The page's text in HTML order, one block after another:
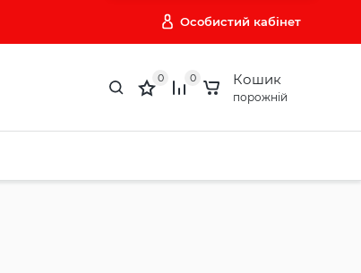
Особистий кабінет
0 0 Кошик
порожній